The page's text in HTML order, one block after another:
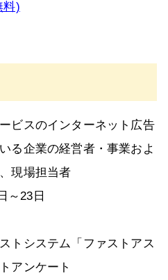
料)
ビスのインターネット広告
る企業の経営者・事業およ
現場担当者
～23日
トシステム「ファストアス
アンケート